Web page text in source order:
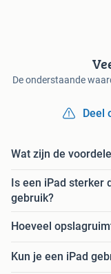
De onderstaande
Deel
Wat zijn de
Is een iPad sterker
gebruik?
Hoeveel
Kun je een iPad